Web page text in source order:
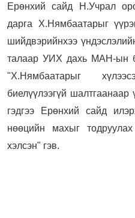
Ерөнхий сайд Н.Учрал
дарга Х.Нямбаатарыг
шийдвэрийнхээ
талаар УИХ дахь МАН-ын
"Х.Нямбаатарыг
биелүүлээгүй шалтгаанаар
гэдгээ Ерөнхий сайд
нөөцийн махыг
хэлсэн" гэв.